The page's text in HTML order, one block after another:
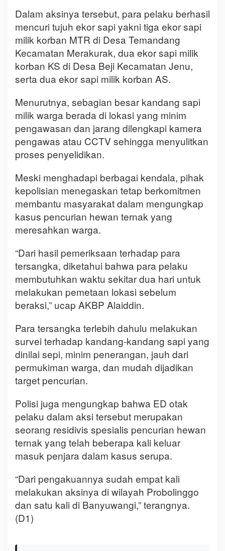
Dalam aksinya tersebut, para pelaku berhasil
mencuri tujuh ekor sapi yakni tiga ekor sapi
milik korban MTR di Desa Temandang
Kecamatan Merakurak, dua ekor sapi milik
korban KS di Desa Beji Kecamatan Jenu,
serta dua ekor sapi milik korban AS.
Menurutnya, sebagian besar kandang sapi
milik warga berada di lokasi yang minim
pengawasan dan jarang dilengkapi kamera
pengawas atau CCTV sehingga menyulitkan
proses penyelidikan.
Meski menghadapi berbagai kendala, pihak
kepolisian menegaskan tetap berkomitmen
membantu masyarakat dalam mengungkap
kasus pencurian hewan ternak yang
meresahkan warga.
“Dari hasil pemeriksaan terhadap para
tersangka, diketahui bahwa para pelaku
membutuhkan waktu sekitar dua hari untuk
melakukan pemetaan lokasi sebelum
beraksi,” ucap AKBP Alaiddin.
Para tersangka terlebih dahulu melakukan
survei terhadap kandang-kandang sapi yang
dinilai sepi, minim penerangan, jauh dari
permukiman warga, dan mudah dijadikan
target pencurian.
Polisi juga mengungkap bahwa ED otak
pelaku dalam aksi tersebut merupakan
seorang residivis spesialis pencurian hewan
ternak yang telah beberapa kali keluar
masuk penjara dalam kasus serupa.
“Dari pengakuannya sudah empat kali
melakukan aksinya di wilayah Probolinggo
dan satu kali di Banyuwangi,” terangnya.
(D1)